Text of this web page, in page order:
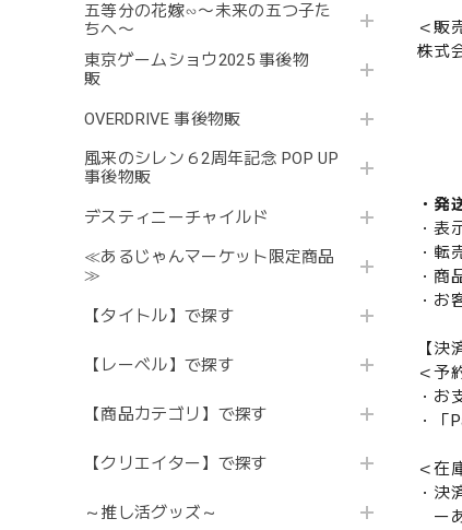
五等分の花嫁∽〜未来の五つ子た
ちへ〜
東京ゲームショウ2025 事後物
販
OVERDRIVE 事後物販
風来のシレン６2周年記念 POP UP
事後物販
デスティニーチャイルド
≪あるじゃんマーケット限定商品
≫
【タイトル】で探す
【レーベル】で探す
【商品カテゴリ】で探す
【クリエイター】で探す
～推し活グッズ～
＜販
株式
・発
・表
・転
・商
・お
【決
＜予
・お
・「
＜在
・決
ー